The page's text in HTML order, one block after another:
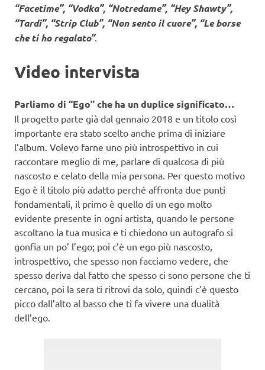
“Facetime”, “Vodka”, “Notredame”, “Hey Shawty”,
“Tardi”, “Strip Club”, “Non sento il cuore”, “Le borse
che ti ho regalato”.
Video intervista
Parliamo di “Ego” che ha un duplice significato…
Il progetto parte già dal gennaio 2018 e un titolo così
importante era stato scelto anche prima di iniziare
l’album. Volevo farne uno più introspettivo in cui
raccontare meglio di me, parlare di qualcosa di più
nascosto e celato della mia persona. Per questo motivo
Ego è il titolo più adatto perché affronta due punti
fondamentali, il primo è quello di un ego molto
evidente presente in ogni artista, quando le persone
ascoltano la tua musica e ti chiedono un autografo si
gonfia un po’ l’ego; poi c’è un ego più nascosto,
introspettivo, che spesso non facciamo vedere, che
spesso deriva dal fatto che spesso ci sono persone che ti
cercano, poi la sera ti ritrovi da solo, quindi c’è questo
picco dall’alto al basso che ti fa vivere una dualità
dell’ego.